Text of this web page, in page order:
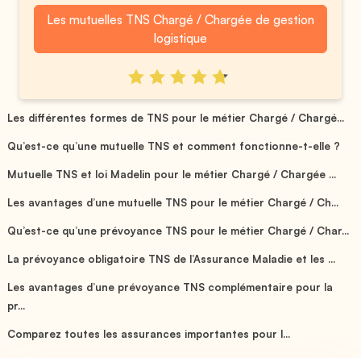
Les mutuelles TNS Chargé / Chargée de gestion
logistique
Les différentes formes de TNS pour le métier Chargé / Chargé...
Qu’est-ce qu’une mutuelle TNS et comment fonctionne-t-elle ?
Mutuelle TNS et loi Madelin pour le métier Chargé / Chargée ...
Les avantages d’une mutuelle TNS pour le métier Chargé / Ch...
Qu’est-ce qu’une prévoyance TNS pour le métier Chargé / Char...
La prévoyance obligatoire TNS de l’Assurance Maladie et les ...
Les avantages d’une prévoyance TNS complémentaire pour la
pr...
Comparez toutes les assurances importantes pour l...